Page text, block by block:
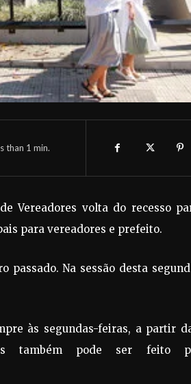
than 1 min.
Vereadores volta do recesso
para vereadores e prefeito.
passado. Na sessão desta
às segundas-feiras, a partir
também pode ser